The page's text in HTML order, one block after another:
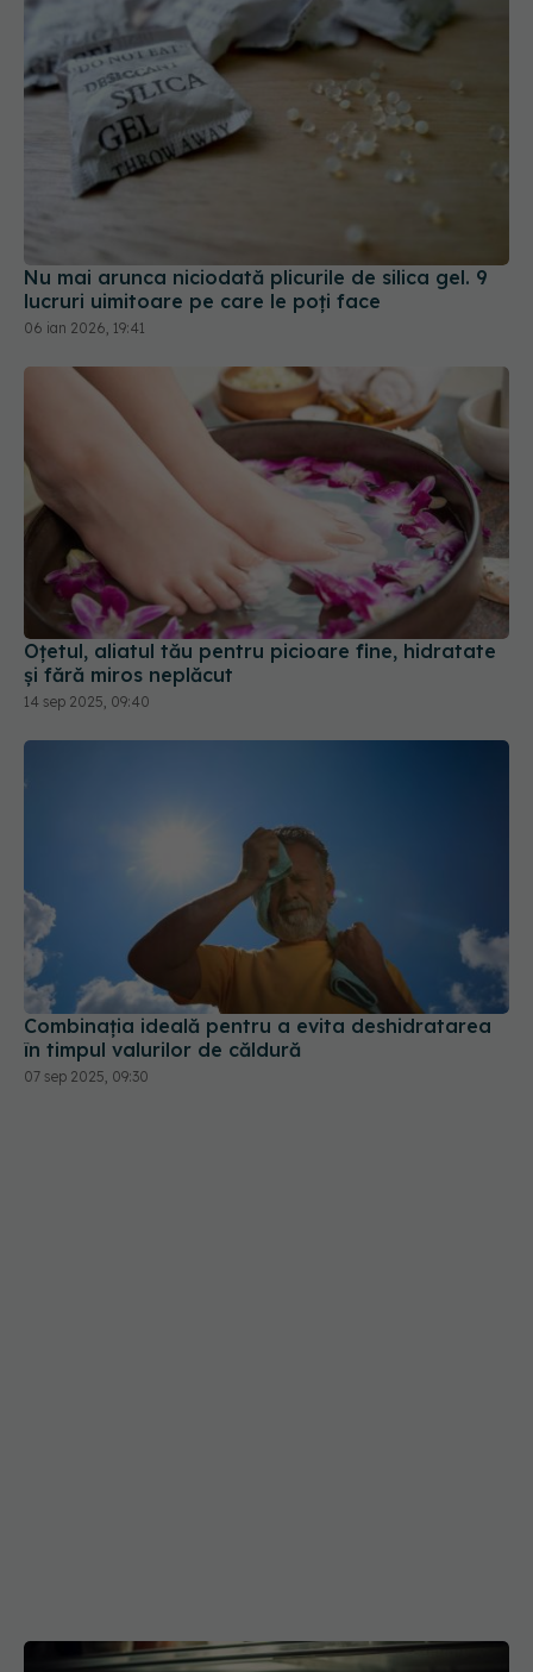
Nu mai arunca niciodată plicurile de silica gel. 9
lucruri uimitoare pe care le poți face
06 ian 2026, 19:41
Oțetul, aliatul tău pentru picioare fine, hidratate
și fără miros neplăcut
14 sep 2025, 09:40
Combinația ideală pentru a evita deshidratarea
în timpul valurilor de căldură
07 sep 2025, 09:30